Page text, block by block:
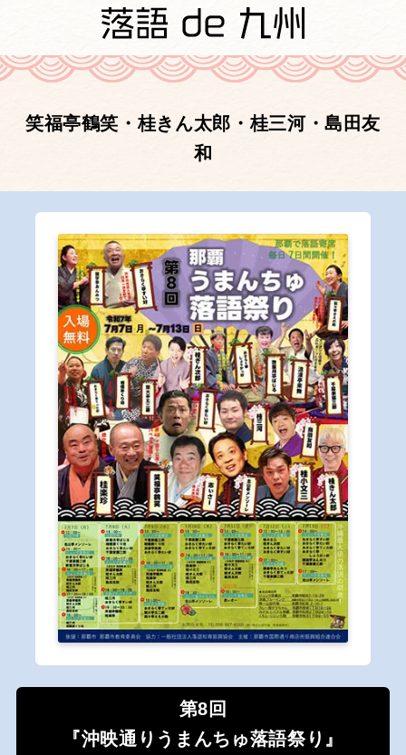
笑福亭鶴笑・桂きん太郎・桂三河・島田友
和
第8回
『沖映通りうまんちゅ落語祭り』